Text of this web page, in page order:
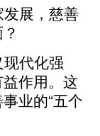
展，慈善
代化强
作用。这
业的“五个